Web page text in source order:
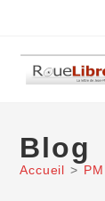
content
Blog
Accueil > PM